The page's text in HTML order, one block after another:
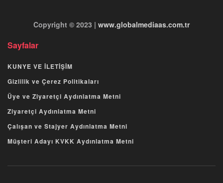
Copyright © 2023 | www.globalmediaas.com.tr
Sayfalar
KUNYE VE İLETİŞİM
Gizlilik ve Çerez Politikaları
Üye ve Ziyaretçi Aydınlatma Metni
Ziyaretçi Aydınlatma Metni
Çalışan ve Stajyer Aydınlatma Metni
Müşteri Adayı KVKK Aydınlatma Metni